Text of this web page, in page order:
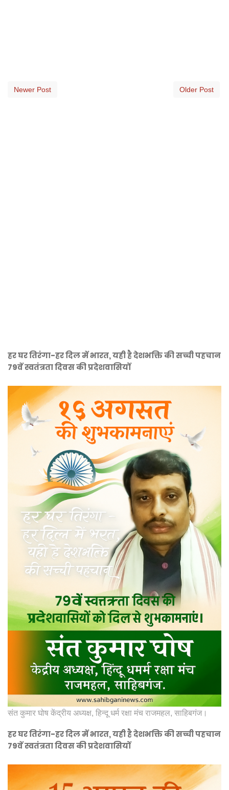
Newer Post Older Post
हर घर तिरंगा-हर दिल में भारत, यही है देशभक्ति की सच्ची पहचान
79वें स्वतंत्रता दिवस की प्रदेशवासियों
संत कुमार घोष केंद्रीय अध्यक्ष, हिन्दू धर्म रक्षा मंच राजमहल, साहिबगंज।
हर घर तिरंगा-हर दिल में भारत, यही है देशभक्ति की सच्ची पहचान
79वें स्वतंत्रता दिवस की प्रदेशवासियों